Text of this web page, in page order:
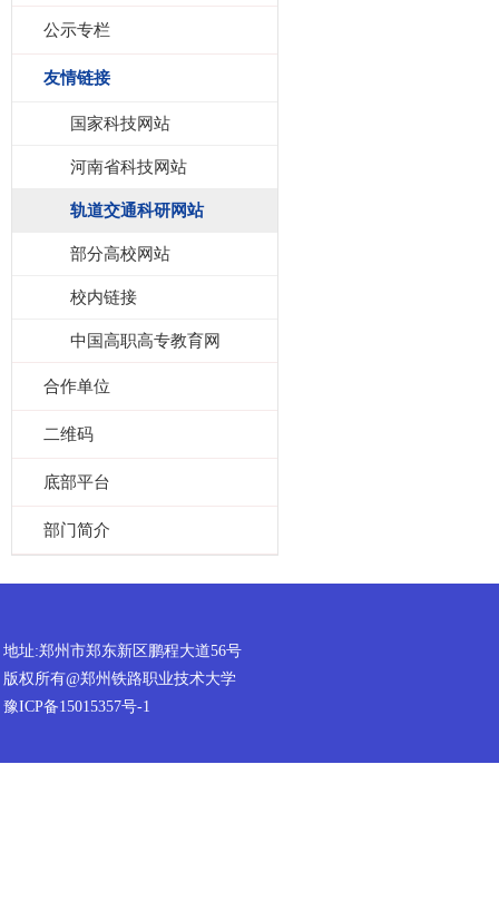
公示专栏
友情链接
国家科技网站
河南省科技网站
轨道交通科研网站
部分高校网站
校内链接
中国高职高专教育网
合作单位
二维码
底部平台
部门简介
地址:郑州市郑东新区鹏程大道56号
版权所有@郑州铁路职业技术大学
豫ICP备15015357号-1